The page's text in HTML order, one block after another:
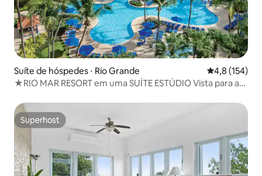
Suíte de hóspedes ⋅ Río Grande 4,8 de uma
4,8 (154)
★RIO MAR RESORT em uma SUÍTE ESTÚDIO Vista para a
Superhost
Superhost